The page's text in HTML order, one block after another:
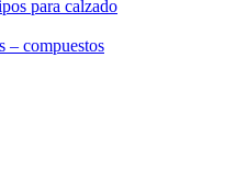
para calzado
– compuestos